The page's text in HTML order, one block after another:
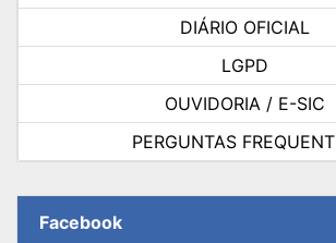
DIÁRIO OFICIAL
LGPD
OUVIDORIA / E-SIC
PERGUNTAS
Facebook